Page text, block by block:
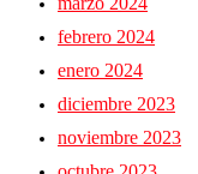
febrero 2024
enero 2024
diciembre 2023
noviembre 2023